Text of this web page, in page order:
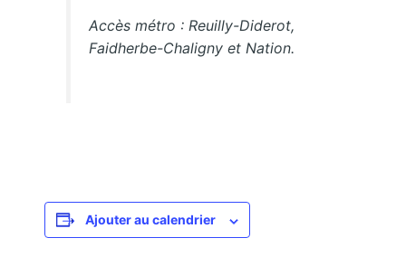
Accès métro : Reuilly-Diderot,
Faidherbe-Chaligny et Nation.
Ajouter au calendrier